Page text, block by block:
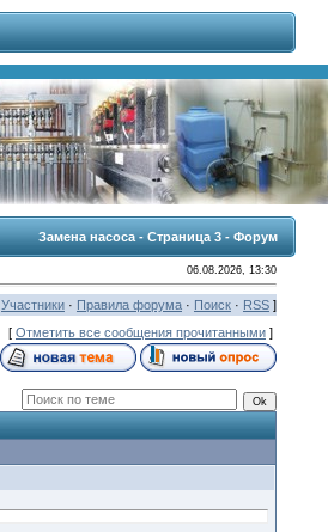
Замена насоса - Страница 3 - Форум
06.08.2026, 13:30
Участники· Правила форума· Поиск· RSS]
[ Отметить все сообщения прочитанными]